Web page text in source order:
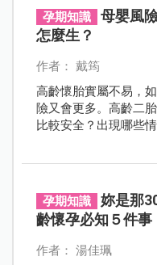
孕期知識
母嬰風
怎麼生？
作者： 戴筠
高齡懷胎實屬不易，
險又會更多。高齡二
比較安全？出現哪些
孕期知識
妳是那
齡懷孕必知５件事
作者： 湯佳珮